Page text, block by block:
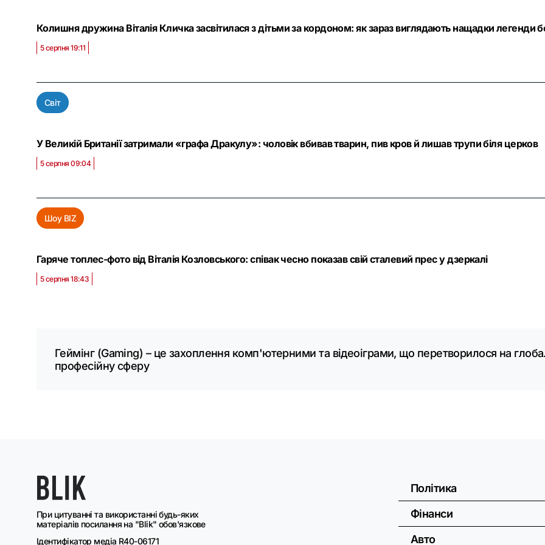
Колишня дружина Віталія Кличка засвітилася з дітьми за кордоном: як зараз виглядають нащадки легенди
5 серпня 19:11
Світ
У Великій Британії затримали «графа Дракулу»: чоловік вбивав тварин, пив кров й лишав трупи біля церков
5 серпня 09:04
Шоу BIZ
Гаряче топлес-фото від Віталія Козловського: співак чесно показав свій сталевий прес у дзеркалі
5 серпня 18:43
Геймінг (Gaming) – це захоплення комп'ютерними та відеоіграми, що перетворилося на
професійну сферу
При цитуванні та використанні будь-яких
матеріалів посилання на "Blik" обов'язкове
Ідентифікатор медіа R40-06171
Політика
Фінанси
Авто